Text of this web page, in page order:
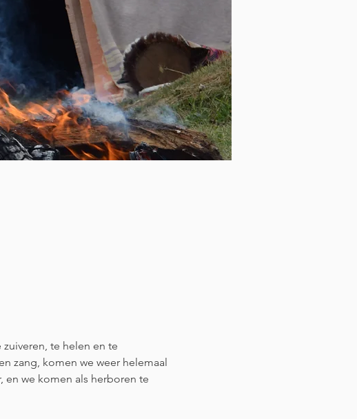
te helen en te
zang, komen we weer helemaal
en we komen als herboren te